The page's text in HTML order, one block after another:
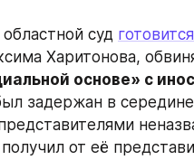
областной суд готовится
Харитонова,
основе» с
задержан в
от её